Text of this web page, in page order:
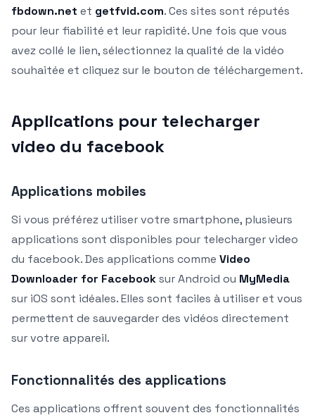
fbdown.net et getfvid.com. Ces sites sont réputés
pour leur fiabilité et leur rapidité. Une fois que vous
avez collé le lien, sélectionnez la qualité de la vidéo
souhaitée et cliquez sur le bouton de téléchargement.
Applications pour telecharger
video du facebook
Applications mobiles
Si vous préférez utiliser votre smartphone, plusieurs
applications sont disponibles pour telecharger video
du facebook. Des applications comme Video
Downloader for Facebooksur Android ou MyMedia
sur iOS sont idéales. Elles sont faciles à utiliser et vous
permettent de sauvegarder des vidéos directement
sur votre appareil.
Fonctionnalités des applications
Ces applications offrent souvent des fonctionnalités